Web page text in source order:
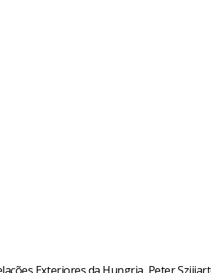
Exteriores da Hungria, Peter